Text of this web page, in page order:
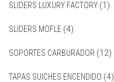
SLIDERS LUXURY FACTORY (1)
SLIDERS MOFLE (4)
SOPORTES CARBURADOR (12)
TAPAS SUICHES ENCENDIDO (4)